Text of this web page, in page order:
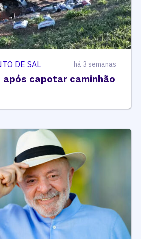
DE SAL há 3 semanas
após capotar caminhão